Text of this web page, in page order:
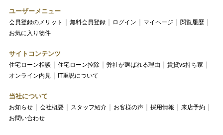
ユーザーメニュー
会員登録のメリット 無料会員登録 ログイン マイページ
閲覧履歴
お気に入り物件
サイトコンテンツ
住宅ローン相談 住宅ローン控除 弊社が選ばれる理由
賃貸vs持ち家
オンライン内見
IT重説について
当社について
お知らせ 会社概要 スタッフ紹介 お客様の声 採用情報
来店予約
お問い合わせ